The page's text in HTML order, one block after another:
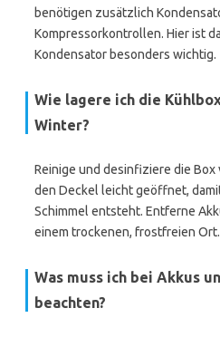
benötigen zusätzlich
Kompressorkontrollen. Hier ist
Kondensator besonders wichtig.
Wie lagere ich die
Winter?
Reinige und desinfiziere die Box
den Deckel leicht geöffnet,
Schimmel entsteht. Entferne
einem trockenen, frostfreien Ort.
Was muss ich bei Akkus
beachten?